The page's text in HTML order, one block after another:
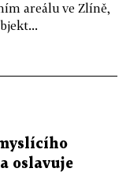
areálu ve Zlíně,
oslavuje